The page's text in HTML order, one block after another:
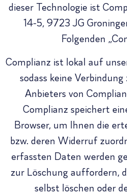
dieser Technologie ist
14-5, 9723 JG
Folgenden
Complianz ist lokal auf
sodass keine
Anbieters von
Complianz speichert
Browser, um Ihnen die
bzw. deren Widerruf
erfassten Daten werden
zur Löschung auffordern,
selbst löschen oder